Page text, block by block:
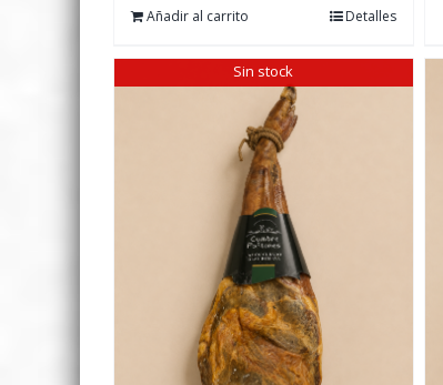
Añadir al carrito Detalles
Sin stock